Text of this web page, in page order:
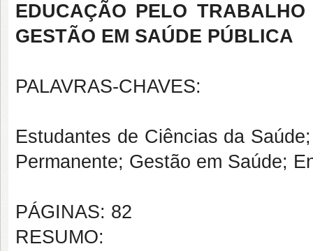
EDUCAÇÃO PELO
GESTÃO EM SAÚDE PÚBLICA
PALAVRAS-CHAVES:
Estudantes de Ciências da
Permanente; Gestão em Saúde;
PÁGINAS: 82
RESUMO: